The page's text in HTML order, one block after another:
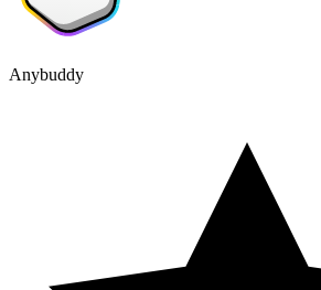
Anybuddy